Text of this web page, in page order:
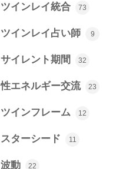
ツインレイ統合 73
ツインレイ占い師 9
サイレント期間 32
性エネルギー交流 23
ツインフレーム 12
スターシード 11
波動 22